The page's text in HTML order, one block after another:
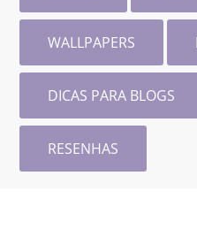
WALLPAPERS
DICAS PARA BLOGS
RESENHAS